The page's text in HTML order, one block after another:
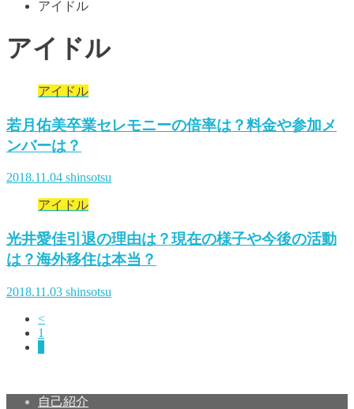
アイドル
アイドル
アイドル
若月佑美卒業セレモニーの倍率は？料金や参加メ
ンバーは？
2018.11.04 shinsotsu
アイドル
光井愛佳引退の理由は？現在の様子や今後の活動
は？海外移住は本当？
2018.11.03 shinsotsu
<
1
自己紹介